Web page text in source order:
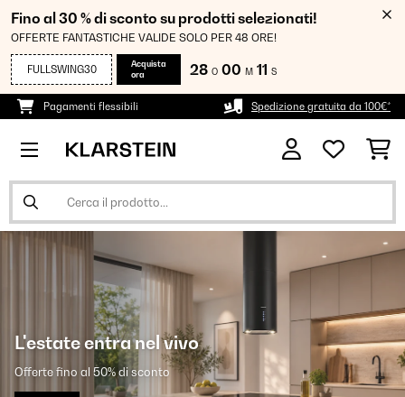
Fino al 30 % di sconto su prodotti selezionati!
OFFERTE FANTASTICHE VALIDE SOLO PER 48 ORE!
FULLSWING30
Acquista
ora
28 O 00 M 10 S
Pagamenti flessibili Spedizione gratuita da 100€*
L'estate entra nel vivo
Offerte fino al 50% di sconto